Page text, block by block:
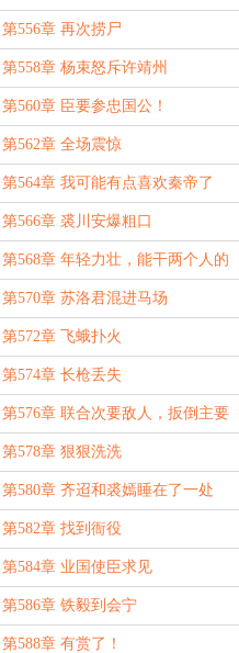
第556章 再次捞尸
第558章 杨束怒斥许靖州
第560章 臣要参忠国公！
第562章 全场震惊
第564章 我可能有点喜欢秦帝了
第566章 裘川安爆粗口
第568章 年轻力壮，能干两个人的
活
第570章 苏洛君混进马场
第572章 飞蛾扑火
第574章 长枪丢失
第576章 联合次要敌人，扳倒主要
敌人
第578章 狠狠洗洗
第580章 齐迢和裘嫣睡在了一处
第582章 找到衙役
第584章 业国使臣求见
第586章 铁毅到会宁
第588章 有赏了！